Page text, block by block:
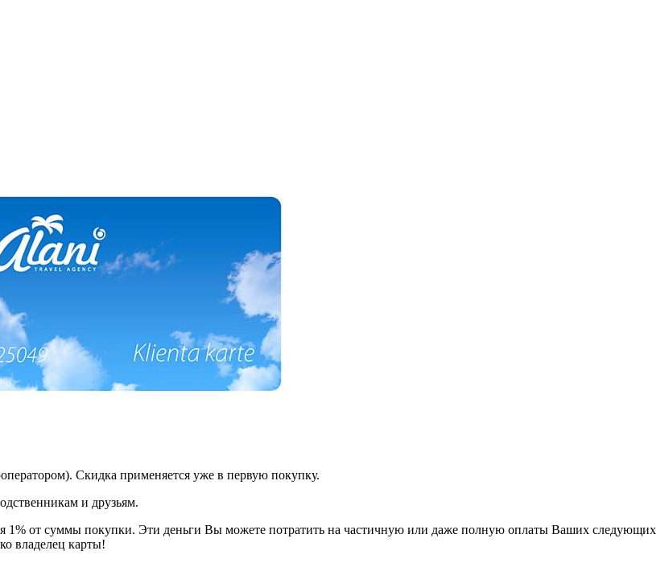
Cкидка применяется уже в первую покупку.
и друзьям.
1% от суммы покупки. Эти деньги Вы можете потратить на частичную или даже полную оплаты Ваших следующих
владелец карты!